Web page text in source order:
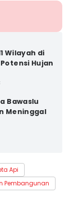
Wilayah di
Hujan
Bawaslu
Meninggal
Api
Pembangunan